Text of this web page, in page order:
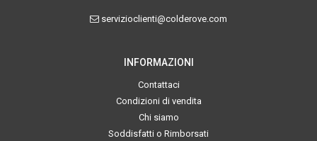
servizioclienti@colderove.com
INFORMAZIONI
Contattaci
Condizioni di vendita
Chi siamo
Soddisfatti o Rimborsati